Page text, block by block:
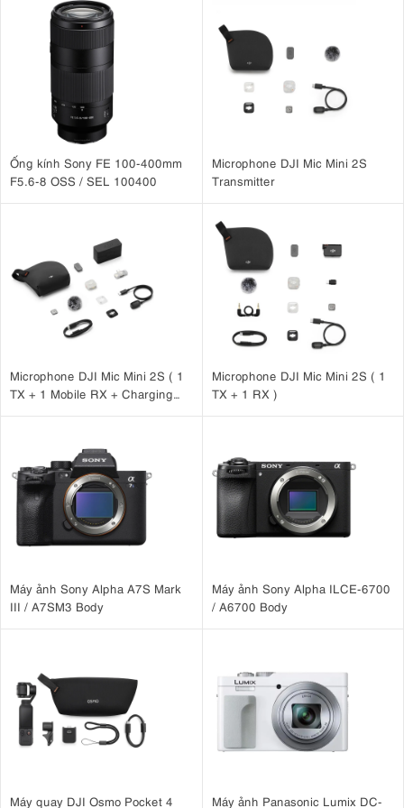
ánh sáng yếu. Đặc trưng hiệu suất ánh sáng yếu của máy ảnh nói
chung là tuyệt vời. Máy ảnh có dải ISO gốc chạy từ 100 đến
25.600. Và người dùng có thể mong đợi hình ảnh có thể sử dụng
lên đến ISO 3.200.
4. Tự động lấy nét
Máy ảnh Canon 250D
đến cho bạn khả năng lấy nét nhanh trong các điều kiện ánh sáng
khác nhau. Trong chế độ xem trực tiếp hoặc video, Dual pixel
bức ảnh, tính năng lấy nét tự động có xu hướng hoạt động nhanh.
Và có thể chụp chính xác các đối tượng chuyển động một cách
chính xác.
Máy ảnh có Eye Detection AF, có thể sử dụng tính năng này để lấy
nét vào mắt chủ thể. Rất hữu ích khi chụp chân dung. Màn hình
cảm ứng cũng có lợi. Hệ thống AF cảm ứng có nghĩa là bạn có thể
250D hưởng lợi từ hệ thống lấy nét Dual Pixel danh tiếng của
5. Màn hình và kính ngắm
Liên quan đến đặc tính kính ngắm. Máy ảnh này sở hữu kính ngắm
quang học với độ bao phủ khung hình 95% và độ phóng đại 0,87x.
ngắm cũng hiển thị nhiều thông tin trên màn hình, bao gồm ISO, bù
Ống kính Sony FE 100-400mm
F5.6-8 OSS / SEL 100400
Microphone DJI Mic Mini 2S
Transmitter
Microphone DJI Mic Mini 2S ( 1
TX + 1 Mobile RX + Charging
Microphone DJI Mic Mini 2S ( 1
TX + 1 RX )
Máy ảnh Sony Alpha A7S Mark
III / A7SM3 Body
Máy ảnh Sony Alpha ILCE-6700
/ A6700 Body
Máy quay DJI Osmo Pocket 4
Máy ảnh Panasonic Lumix DC-